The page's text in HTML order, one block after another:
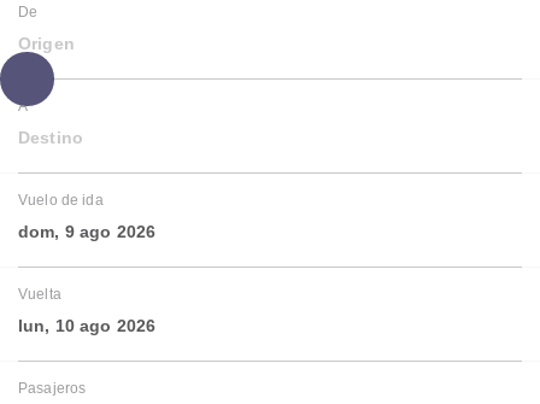
De
Origen
A
Destino
Vuelo de ida
dom, 9 ago 2026
Vuelta
lun, 10 ago 2026
Pasajeros